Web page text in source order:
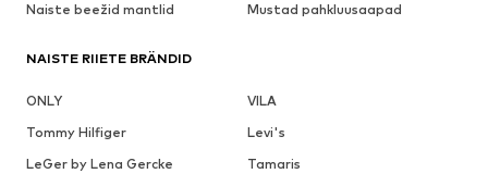
Naiste beežid mantlid Mustad pahkluusaapad
NAISTE RIIETE BRÄNDID
ONLY
VILA
Tommy Hilfiger
Levi's
LeGer by Lena Gercke
Tamaris